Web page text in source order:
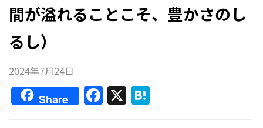
インデックス投資の特徴
よくあるご質問
お問い合わせ
間が溢れることこそ、豊かさのし
るし）
2024年7月24日
Share F
a
X